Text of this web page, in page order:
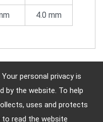
personal privacy is
by the website. To help
uses and protects
read the website
4.0 mm
Republic of China
（ファクス）: (886)-2-